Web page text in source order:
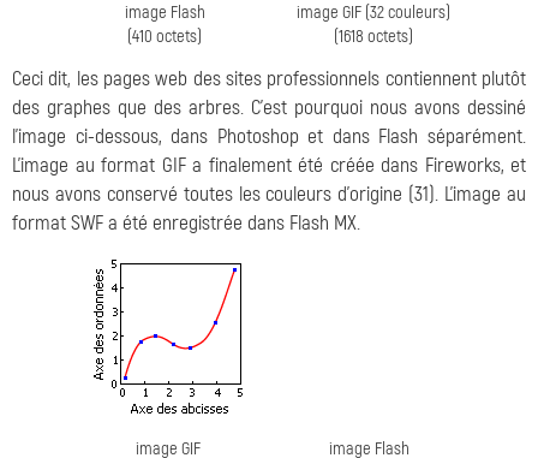
image Flash
(410 octets)
image GIF (32 couleurs)
(1618 octets)
Ceci dit, les pages web des sites professionnels contiennent plutôt
des graphes que des arbres. C'est pourquoi nous avons dessiné
l'image ci-dessous, dans Photoshop et dans Flash séparément.
L'image au format GIF a finalement été créée dans Fireworks, et
nous avons conservé toutes les couleurs d'origine (31). L'image au
format SWF a été enregistrée dans Flash MX.
image GIF image Flash